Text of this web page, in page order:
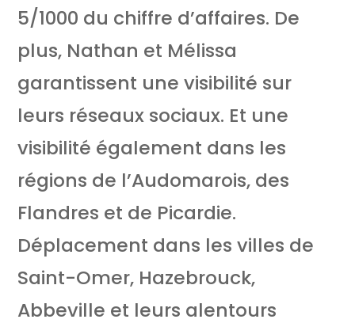
5/1000 du chiffre d’affaires. De
plus, Nathan et Mélissa
garantissent une visibilité sur
leurs réseaux sociaux. Et une
visibilité également dans les
régions de l’Audomarois, des
Flandres et de Picardie.
Déplacement dans les villes de
Saint-Omer, Hazebrouck,
Abbeville et leurs alentours